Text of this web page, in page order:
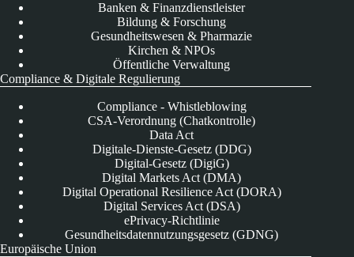
Banken & Finanzdienstleister
Bildung & Forschung
Gesundheitswesen & Pharmazie
Kirchen & NPOs
Öffentliche Verwaltung
Compliance & Digitale Regulierung
Compliance - Whistleblowing
CSA-Verordnung (Chatkontrolle)
Data Act
Digitale-Dienste-Gesetz (DDG)
Digital-Gesetz (DigiG)
Digital Markets Act (DMA)
Digital Operational Resilience Act (DORA)
Digital Services Act (DSA)
ePrivacy-Richtlinie
Gesundheitsdatennutzungsgesetz (GDNG)
Europäische Union